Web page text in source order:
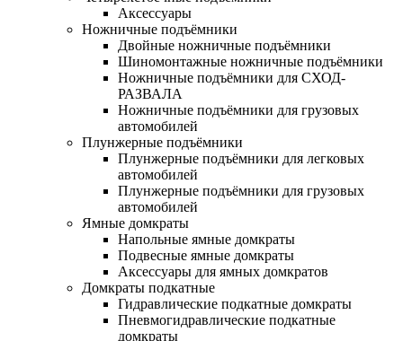
Аксессуары
Ножничные подъёмники
Двойные ножничные подъёмники
Шиномонтажные ножничные подъёмники
Ножничные подъёмники для СХОД-
РАЗВАЛА
Ножничные подъёмники для грузовых
автомобилей
Плунжерные подъёмники
Плунжерные подъёмники для легковых
автомобилей
Плунжерные подъёмники для грузовых
автомобилей
Ямные домкраты
Напольные ямные домкраты
Подвесные ямные домкраты
Аксессуары для ямных домкратов
Домкраты подкатные
Гидравлические подкатные домкраты
Пневмогидравлические подкатные
домкраты